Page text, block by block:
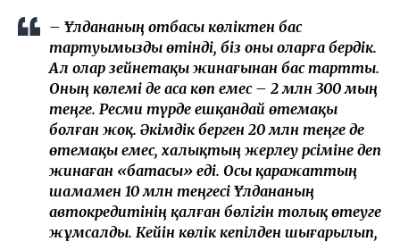
– Ұлдананың отбасы көліктен бас
тартуымызды өтінді, біз оны оларға бердік.
Ал олар зейнетақы жинағынан бас тартты.
Оның көлемі де аса көп емес – 2 млн 300 мың
теңге. Ресми түрде ешқандай өтемақы
болған жоқ. Әкімдік берген 20 млн теңге де
өтемақы емес, халықтың жерлеу рәсіміне деп
жинаған «батасы» еді. Осы қаражаттың
шамамен 10 млн теңгесі Ұлдананың
автокредитінің қалған бөлігін толық өтеуге
жұмсалды. Кейін көлік кепілден шығарылып,